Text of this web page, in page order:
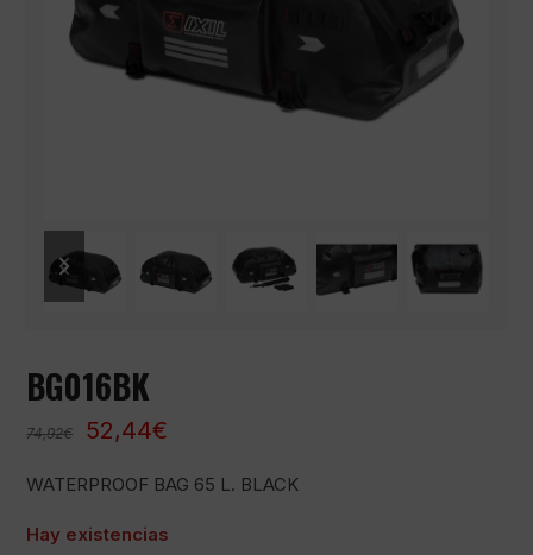
previous
slide
next
slide
BG016BK
74,92€
El
era:
52,44€
es:
WATERPROOF BAG 65 L. BLACK
Hay existencias